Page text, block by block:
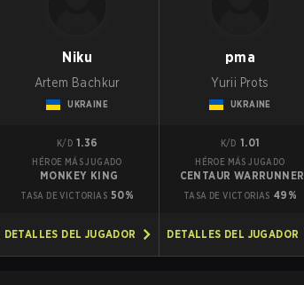
Niku
Artem Bachkur
UKRAINE
K/D 1.36
HÉROE MÁS JUGADO
MONKEY KING
TASA DE VICTORIAS 50%
DETALLES DEL JUGADOR
pma
Yurii Prots
UKRAINE
K/D 1.01
HÉROE MÁS JUGADO
CENTAUR WARRUNNER
TASA DE VICTORIAS 49%
DETALLES DEL JUGADOR